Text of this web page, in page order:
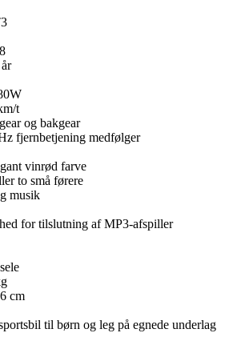
t
og bakgear
fjernbetjening medfølger
vinrød farve
to små førere
musik
for tilslutning af MP3-afspiller
cm
til børn og leg på egnede underlag